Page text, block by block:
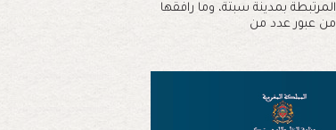
المرتبطة بمدينة سبتة، وما رافقها
من عبور عدد من